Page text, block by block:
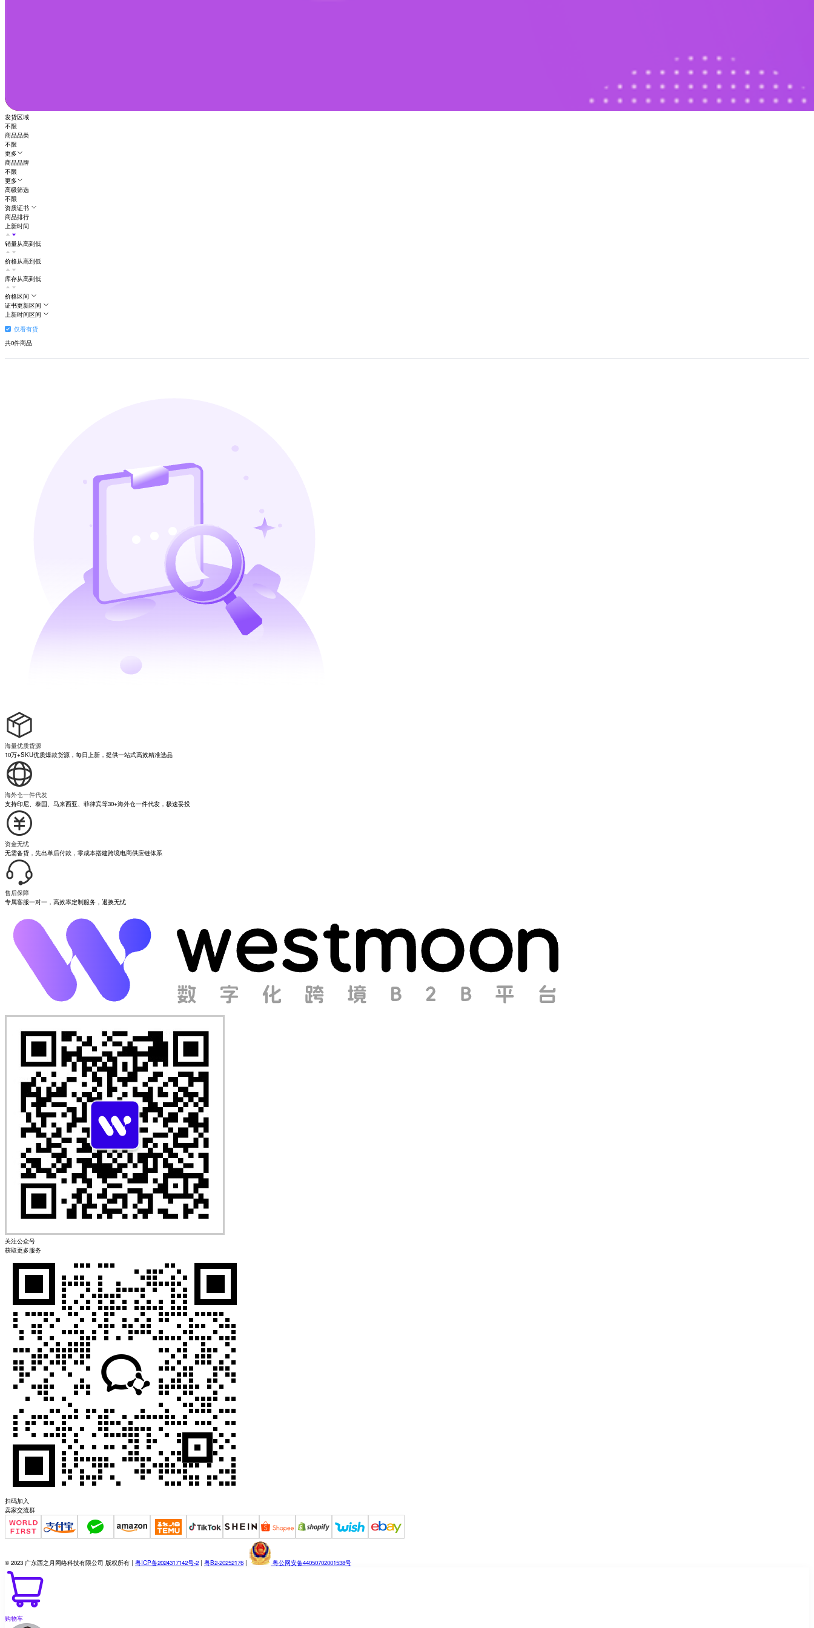
发货区域
不限
商品品类
不限
更多
商品品牌
不限
更多
高级筛选
不限
资质证书
商品排行
上新时间
销量从高到低
价格从高到低
库存从高到低
价格区间
证书更新区间
上新时间区间
仅看有货
共0件商品
海量优质货源
10万+SKU优质爆款货源，每日上新，提供一站式高效精准选品
海外仓一件代发
支持印尼、泰国、马来西亚、菲律宾等30+海外仓一件代发，极速妥投
资金无忧
无需备货，先出单后付款，零成本搭建跨境电商供应链体系
售后保障
专属客服一对一，高效率定制服务，退换无忧
关注公众号
获取更多服务
扫码加入
卖家交流群
© 2023 广东西之月网络科技有限公司 版权所有 | 粤ICP备2024317142号-2 | 粤B2-20252176 | 粤公网安备44050702001538号
购物车